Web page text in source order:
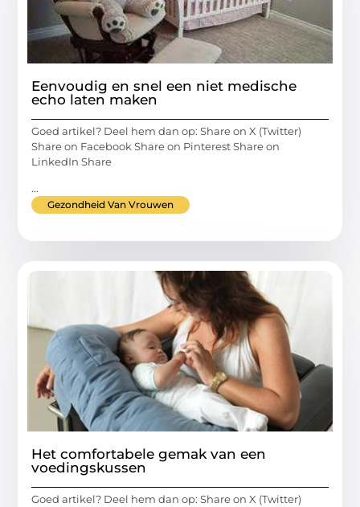
Eenvoudig en snel een niet medische
echo laten maken
Goed artikel? Deel hem dan op: Share on X (Twitter)
Share on Facebook Share on Pinterest Share on
LinkedIn Share
...
Gezondheid Van Vrouwen
Het comfortabele gemak van een
voedingskussen
Goed artikel? Deel hem dan op: Share on X (Twitter)